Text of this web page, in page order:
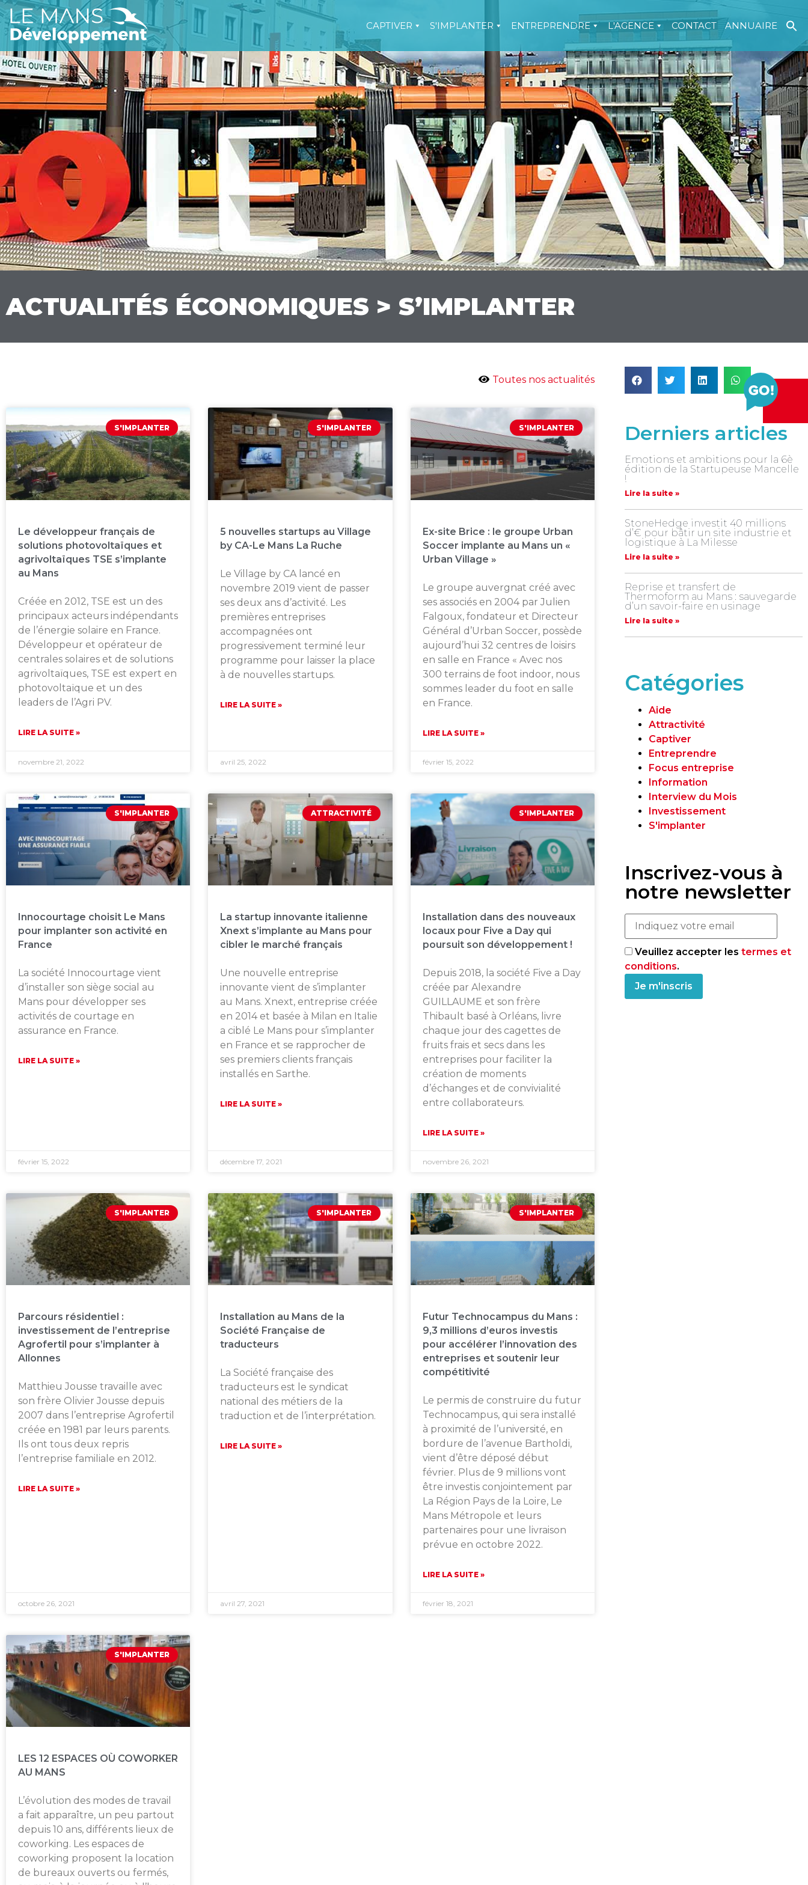
CAPTIVER S'IMPLANTER ENTREPRENDRE L'AGENCE CONTACT ANNUAIRE
ACTUALITÉS ÉCONOMIQUES > S’IMPLANTER
Toutes nos actualités
S'IMPLANTER
Le développeur français de
solutions photovoltaïques et
agrivoltaïques TSE s’implante
au Mans
Créée en 2012, TSE est un des
principaux acteurs indépendants
de l’énergie solaire en France.
Développeur et opérateur de
centrales solaires et de solutions
agrivoltaïques, TSE est expert en
photovoltaïque et un des
leaders de l’Agri PV.
LIRE LA SUITE »
novembre 21, 2022
S'IMPLANTER
5 nouvelles startups au Village
by CA-Le Mans La Ruche
Le Village by CA lancé en
novembre 2019 vient de passer
ses deux ans d’activité. Les
premières entreprises
accompagnées ont
progressivement terminé leur
programme pour laisser la place
à de nouvelles startups.
LIRE LA SUITE »
avril 25, 2022
S'IMPLANTER
Ex-site Brice : le groupe Urban
Soccer implante au Mans un «
Urban Village »
Le groupe auvergnat créé avec
ses associés en 2004 par Julien
Falgoux, fondateur et Directeur
Général d’Urban Soccer, possède
aujourd’hui 32 centres de loisirs
en salle en France « Avec nos
300 terrains de foot indoor, nous
sommes leader du foot en salle
en France.
LIRE LA SUITE »
février 15, 2022
S'IMPLANTER
Innocourtage choisit Le Mans
pour implanter son activité en
France
La société Innocourtage vient
d’installer son siège social au
Mans pour développer ses
activités de courtage en
assurance en France.
LIRE LA SUITE »
février 15, 2022
ATTRACTIVITÉ
La startup innovante italienne
Xnext s’implante au Mans pour
cibler le marché français
Une nouvelle entreprise
innovante vient de s’implanter
au Mans. Xnext, entreprise créée
en 2014 et basée à Milan en Italie
a ciblé Le Mans pour s’implanter
en France et se rapprocher de
ses premiers clients français
installés en Sarthe.
LIRE LA SUITE »
décembre 17, 2021
S'IMPLANTER
Installation dans des nouveaux
locaux pour Five a Day qui
poursuit son développement !
Depuis 2018, la société Five a Day
créée par Alexandre
GUILLAUME et son frère
Thibault basé à Orléans, livre
chaque jour des cagettes de
fruits frais et secs dans les
entreprises pour faciliter la
création de moments
d’échanges et de convivialité
entre collaborateurs.
LIRE LA SUITE »
novembre 26, 2021
S'IMPLANTER
Parcours résidentiel :
investissement de l’entreprise
Agrofertil pour s’implanter à
Allonnes
Matthieu Jousse travaille avec
son frère Olivier Jousse depuis
2007 dans l’entreprise Agrofertil
créée en 1981 par leurs parents.
Ils ont tous deux repris
l’entreprise familiale en 2012.
LIRE LA SUITE »
octobre 26, 2021
S'IMPLANTER
Installation au Mans de la
Société Française de
traducteurs
La Société française des
traducteurs est le syndicat
national des métiers de la
traduction et de l’interprétation.
LIRE LA SUITE »
avril 27, 2021
S'IMPLANTER
Futur Technocampus du Mans :
9,3 millions d’euros investis
pour accélérer l’innovation des
entreprises et soutenir leur
compétitivité
Le permis de construire du futur
Technocampus, qui sera installé
à proximité de l’université, en
bordure de l’avenue Bartholdi,
vient d’être déposé début
février. Plus de 9 millions vont
être investis conjointement par
La Région Pays de la Loire, Le
Mans Métropole et leurs
partenaires pour une livraison
prévue en octobre 2022.
LIRE LA SUITE »
février 18, 2021
S'IMPLANTER
LES 12 ESPACES OÙ COWORKER
AU MANS
L’évolution des modes de travail
a fait apparaître, un peu partout
depuis 10 ans, différents lieux de
coworking. Les espaces de
coworking proposent la location
de bureaux ouverts ou fermés,
Derniers articles
Emotions et ambitions pour la 6è
édition de la Startupeuse Mancelle
!
Lire la suite »
StoneHedge investit 40 millions
d’€ pour bâtir un site industrie et
logistique à La Milesse
Lire la suite »
Reprise et transfert de
Thermoform au Mans : sauvegarde
d’un savoir-faire en usinage
Lire la suite »
Catégories
Aide
Attractivité
Captiver
Entreprendre
Focus entreprise
Information
Interview du Mois
Investissement
S'implanter
Inscrivez-vous à
notre newsletter
Veuillez accepter lestermes et
conditions.